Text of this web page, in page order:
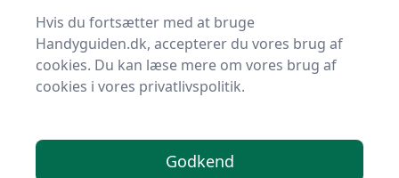
Sneskovl
Bedste sneskovl i 2025 -
se de 14 bedste her
Velkommen til HandyGuiden – her finder du de bedste
Hvis du fortsætter med at bruge
Handyguiden.dk, accepterer du vores brug af
cookies. Du kan læse mere om vores brug af
cookies i vores privatlivspolitik.
Godkend